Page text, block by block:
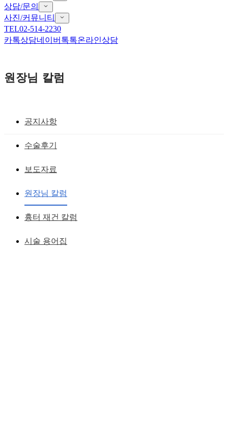
상담/문의
사진/커뮤니티
TEL02-514-2230
카톡상담네이버톡톡온라인상담
원장님 칼럼
공지사항
수술후기
보도자료
원장님 칼럼
흉터 재건 칼럼
시술 용어집
앞트임재건수술 보다 조심스럽게
황성호 원장 작성일